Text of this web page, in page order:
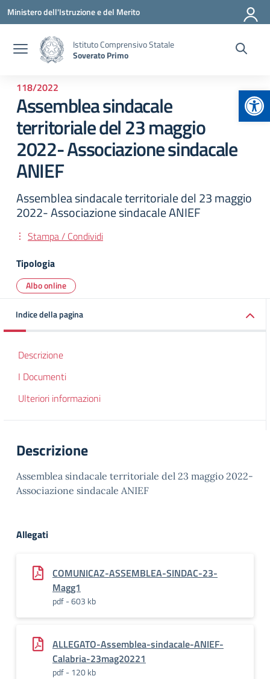
Vai ai contenuti
Vai al menu di navigazione
Vai al footer
Ministero dell'Istruzione e del Merito
Istituto Comprensivo Statale
Soverato Primo
118/2022
Assemblea sindacale
territoriale del 23 maggio
2022- Associazione sindacale
ANIEF
Assemblea sindacale territoriale del 23 maggio
2022- Associazione sindacale ANIEF
Stampa / Condividi
Tipologia
Albo online
Indice della pagina
Descrizione
I Documenti
Ulteriori informazioni
Descrizione
Assemblea sindacale territoriale del 23 maggio 2022-
Associazione sindacale ANIEF
Allegati
COMUNICAZ-ASSEMBLEA-SINDAC-23-
Magg1
pdf - 603 kb
ALLEGATO-Assemblea-sindacale-ANIEF-
Calabria-23mag20221
pdf - 120 kb